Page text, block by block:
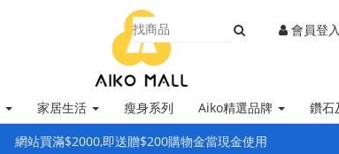
網站買滿$2000,即送贈$200購物金當現金使用
家居生活 瘦身系列 Aiko精選品牌 鑽石
會員登